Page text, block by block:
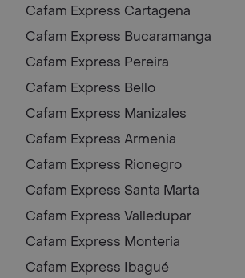
Cafam Express Cartagena
Cafam Express Bucaramanga
Cafam Express Pereira
Cafam Express Bello
Cafam Express Manizales
Cafam Express Armenia
Cafam Express Rionegro
Cafam Express Santa Marta
Cafam Express Valledupar
Cafam Express Monteria
Cafam Express Ibagué